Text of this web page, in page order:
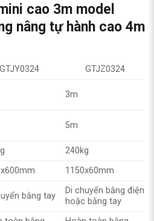
cao 3m model
nâng tự hành cao 4m
GTJY0324
GTJZ0324
3m
5m
240kg
1150x60mm
bằng tay
Di chuyển bằng điện
hoặc bằng tay